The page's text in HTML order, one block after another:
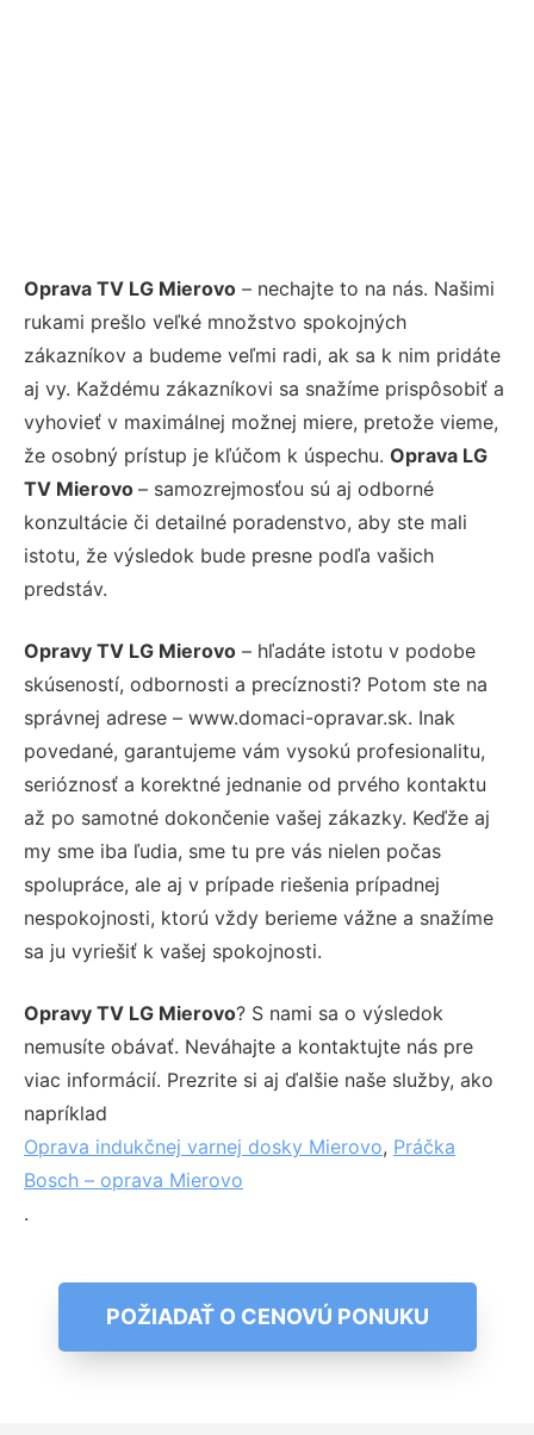
Oprava TV LG Mierovo – nechajte to na nás. Našimi
rukami prešlo veľké množstvo spokojných
zákazníkov a budeme veľmi radi, ak sa k nim pridáte
aj vy. Každému zákazníkovi sa snažíme prispôsobiť a
vyhovieť v maximálnej možnej miere, pretože vieme,
že osobný prístup je kľúčom k úspechu. Oprava LG
TV Mierovo – samozrejmosťou sú aj odborné
konzultácie či detailné poradenstvo, aby ste mali
istotu, že výsledok bude presne podľa vašich
predstáv.
Opravy TV LG Mierovo – hľadáte istotu v podobe
skúseností, odbornosti a precíznosti? Potom ste na
správnej adrese – www.domaci-opravar.sk. Inak
povedané, garantujeme vám vysokú profesionalitu,
serióznosť a korektné jednanie od prvého kontaktu
až po samotné dokončenie vašej zákazky. Keďže aj
my sme iba ľudia, sme tu pre vás nielen počas
spolupráce, ale aj v prípade riešenia prípadnej
nespokojnosti, ktorú vždy berieme vážne a snažíme
sa ju vyriešiť k vašej spokojnosti.
Opravy TV LG Mierovo? S nami sa o výsledok
nemusíte obávať. Neváhajte a kontaktujte nás pre
viac informácií. Prezrite si aj ďalšie naše služby, ako
napríklad
Oprava indukčnej varnej dosky Mierovo, Práčka
Bosch – oprava Mierovo
.
POŽIADAŤ O CENOVÚ PONUKU